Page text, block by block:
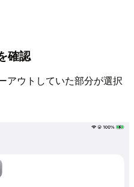
確認
アウトしていた部分が選択